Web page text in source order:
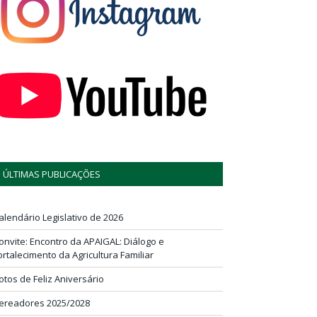
ÚLTIMAS PUBLICAÇÕES
Legislativo de 2026
Encontro da APAIGAL: Diálogo e
da Agricultura Familiar
de Feliz Aniversário
2025/2028